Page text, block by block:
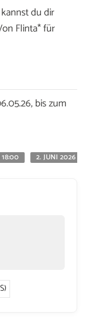
du dir
Flinta* für
bis zum
2. JUNI 2026 UM